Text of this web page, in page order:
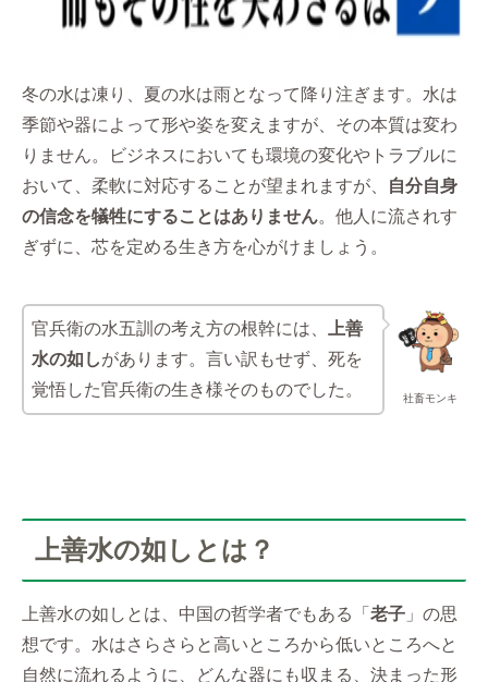
冬の水は凍り、夏の水は雨となって降り注ぎます。水は
季節や器によって形や姿を変えますが、その本質は変わ
りません。ビジネスにおいても環境の変化やトラブルに
おいて、柔軟に対応することが望まれますが、
自分自身
の信念を犠牲にすることはありません。他人に流されす
ぎずに、芯を定める生き方を心がけましょう。
社畜モンキ
官兵衛の水五訓の考え方の根幹には、
上善
水の如しがあります。言い訳もせず、死を
覚悟した官兵衛の生き様そのものでした。
上善水の如しとは？
上善水の如しとは、中国の哲学者でもある「 老子 」の思
想です。水はさらさらと高いところから低いところへと
自然に流れるように、どんな器にも収まる、決まった形